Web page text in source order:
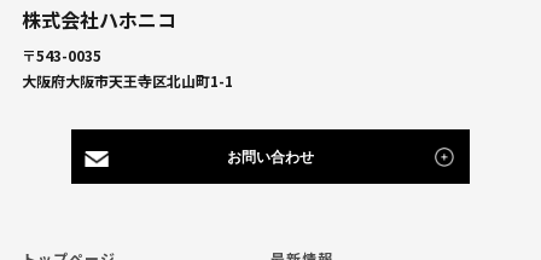
株式会社ハホニコ
〒543-0035
大阪府大阪市天王寺区北山町1-1
お問い合わせ